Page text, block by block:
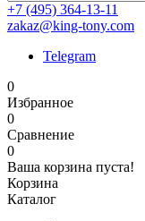
+7 (495) 364-13-11
zakaz@king-tony.com
Telegram
0
Избранное
0
Сравнение
0
Ваша корзина пуста!
Корзина
Каталог